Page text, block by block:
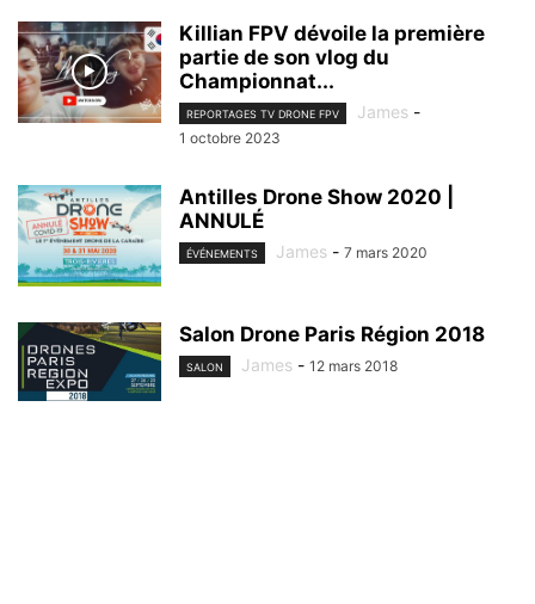
Killian FPV dévoile la première
partie de son vlog du
Championnat...
REPORTAGES TV DRONE FPV James -
1 octobre 2023
Antilles Drone Show 2020 |
ANNULÉ
ÉVÉNEMENTS James - 7 mars 2020
Salon Drone Paris Région 2018
SALON James - 12 mars 2018